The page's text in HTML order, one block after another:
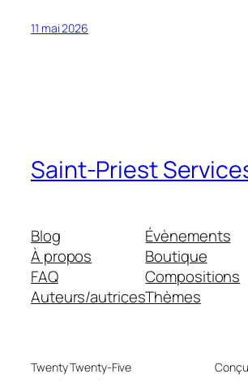
11 mai 2026
Saint-Priest
Blog
À propos
FAQ
Auteurs/autrices
Évènements
Boutique
Compositions
Thèmes
Twenty Twenty-Five